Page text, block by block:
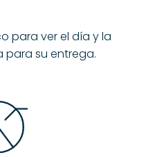
para ver el día y la
para su entrega.